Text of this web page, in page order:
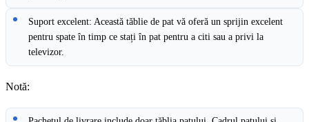
Suport excelent: Această tăblie de pat vă oferă un sprijin excelent
pentru spate în timp ce stați în pat pentru a citi sau a privi la
televizor.
Notă: